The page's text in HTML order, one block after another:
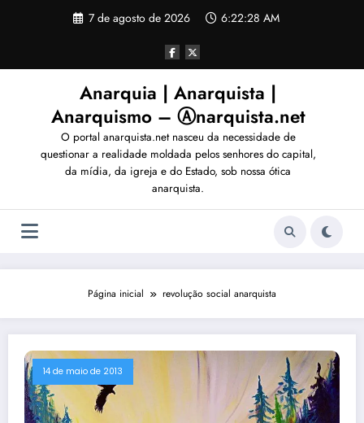
7 de agosto de 2026 6:22:31 AM
Anarquia | Anarquista |
Anarquismo – Ⓐnarquista.net
O portal anarquista.net nasceu da necessidade de
questionar a realidade moldada pelos senhores do capital,
da mídia, da igreja e do Estado, sob nossa ótica
anarquista.
Página inicial revolução social anarquista
14 de maio de 2013